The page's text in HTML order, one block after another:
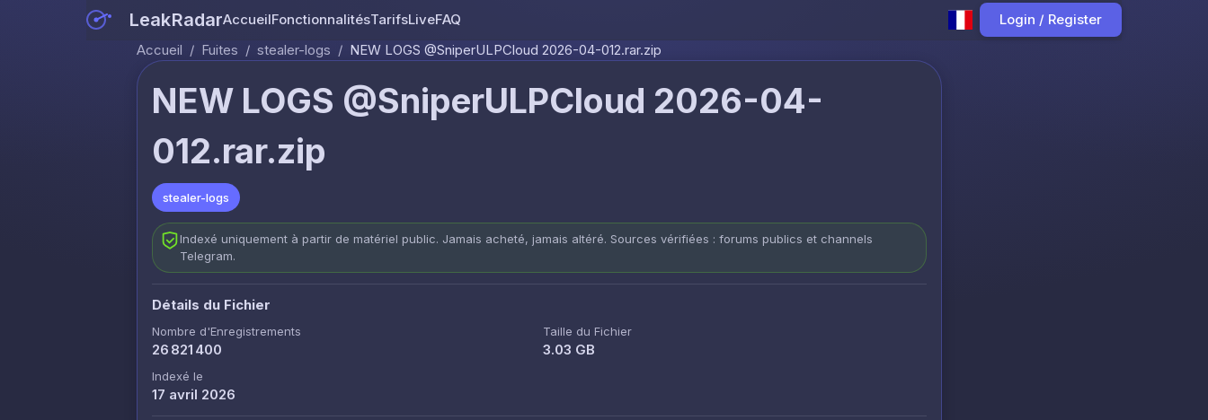
LeakRadarAccueilFonctionnalitésTarifsLiveFAQ
Login / Register
Accueil / Fuites / stealer-logs / NEW LOGS @SniperULPCloud 2026-04-012.rar.zip
NEW LOGS @SniperULPCloud 2026-04-
012.rar.zip
stealer-logs
Indexé uniquement à partir de matériel public. Jamais acheté, jamais altéré. Sources vérifiées : forums publics et channels
Telegram.
Détails du Fichier
Nombre d'Enregistrements
26 821 400
Taille du Fichier
3.03 GB
Indexé le
17 avril 2026